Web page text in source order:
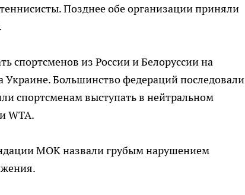
Позднее обе организации приняли
спортсменов из России и Белоруссии на
Большинство федераций последовали
спортсменам выступать в нейтральном
WTA.
МОК назвали грубым нарушением